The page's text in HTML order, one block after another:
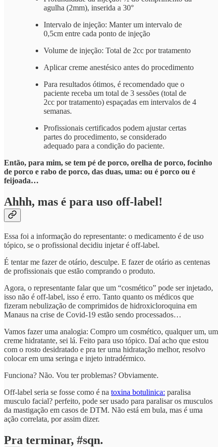
agulha (2mm), inserida a 30°
Intervalo de injeção: Manter um intervalo de
0,5cm entre cada ponto de injeção
Volume de injeção: Total de 2cc por tratamento
Aplicar creme anestésico antes do procedimento
Para resultados ótimos, é recomendado que o
paciente receba um total de 3 sessões (total de
2cc por tratamento) espaçadas em intervalos de 4
semanas.
Profissionais certificados podem ajustar certas
partes do procedimento, se considerado
adequado para a condição do paciente.
Então, para mim, se tem pé de porco, orelha de porco, focinho
de porco e rabo de porco, das duas, uma: ou é porco ou é
feijoada…
Ahhh, mas é para uso off-label!
Essa foi a informação do representante: o medicamento é de uso
tópico, se o profissional decidiu injetar é off-label.
É tentar me fazer de otário, desculpe. E fazer de otário as centenas
de profissionais que estão comprando o produto.
Agora, o representante falar que um “cosmético” pode ser injetado,
isso não é off-label, isso é erro. Tanto quanto os médicos que
fizeram nebulização de comprimidos de hidroxicloroquina em
Manaus na crise de Covid-19 estão sendo processados…
Vamos fazer uma analogia: Compro um cosmético, qualquer um, um
creme hidratante, sei lá. Feito para uso tópico. Daí acho que estou
com o rosto desidratado e pra ter uma hidratação melhor, resolvo
colocar em uma seringa e injeto intradérmico.
Funciona? Não. Vou ter problemas? Obviamente.
Off-label seria se fosse como é na toxina botulinica: paralisa
musculo facial? perfeito, pode ser usado para paralisar os musculos
da mastigação em casos de DTM. Não está em bula, mas é uma
ação correlata, por assim dizer.
Pra terminar, #sqn.